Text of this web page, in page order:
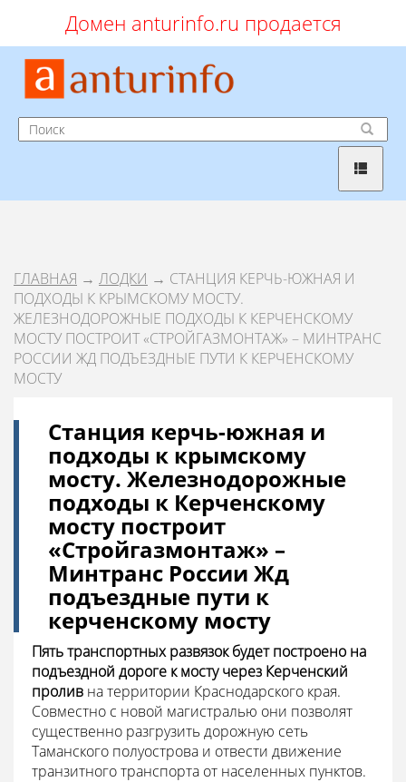
Домен anturinfo.ru продается
ГЛАВНАЯ → ЛОДКИ → СТАНЦИЯ КЕРЧЬ-ЮЖНАЯ И
ПОДХОДЫ К КРЫМСКОМУ МОСТУ.
ЖЕЛЕЗНОДОРОЖНЫЕ ПОДХОДЫ К КЕРЧЕНСКОМУ
МОСТУ ПОСТРОИТ «СТРОЙГАЗМОНТАЖ» – МИНТРАНС
РОССИИ ЖД ПОДЪЕЗДНЫЕ ПУТИ К КЕРЧЕНСКОМУ
МОСТУ
Станция керчь-южная и
подходы к крымскому
мосту. Железнодорожные
подходы к Керченскому
мосту построит
«Стройгазмонтаж» –
Минтранс России Жд
подъездные пути к
керченскому мосту
Пять транспортных развязок будет построено на
подъездной дороге к мосту через Керченский
пролив на территории Краснодарского края.
Совместно с новой магистралью они позволят
существенно разгрузить дорожную сеть
Таманского полуострова и отвести движение
транзитного транспорта от населенных пунктов.